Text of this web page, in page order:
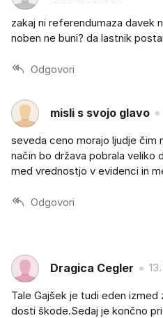
zakaj ni referendumaza davek
noben ne buni? da lastnik
Odgovori
misli s svojo glavo
seveda ceno morajo ljudje čim
način bo država pobrala veliko
med vrednostjo v evidenci in
Odgovori
Dragica Cegler
Tale Gajšek je tudi eden izmed
dosti škode.Sedaj je končno